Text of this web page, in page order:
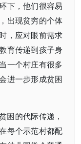
下，他们很容易
出现贫穷的个体
，应对眼前需求
育传递到孩子身
一个村庄有很多
进一步形成贫困
困的代际传递，
每个示范村都配